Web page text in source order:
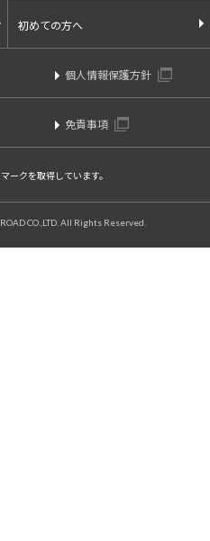
初めての方へ
個人情報保護方針
免責事項
ークを取得しています。
CO.,LTD. All Rights Reserved.